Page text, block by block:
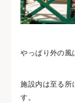
やっぱり外の風
施設内は至る所
す。